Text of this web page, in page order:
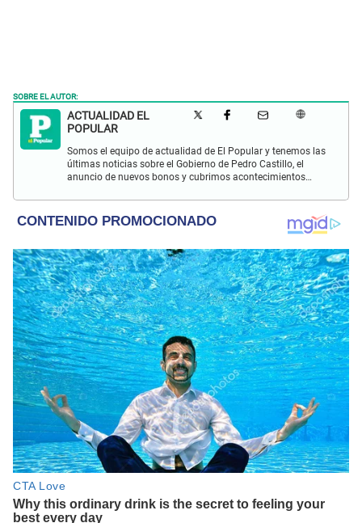
SOBRE EL AUTOR:
ACTUALIDAD EL
POPULAR
Somos el equipo de actualidad de El Popular y tenemos las
últimas noticias sobre el Gobierno de Pedro Castillo, el
anuncio de nuevos bonos y cubrimos acontecimientos